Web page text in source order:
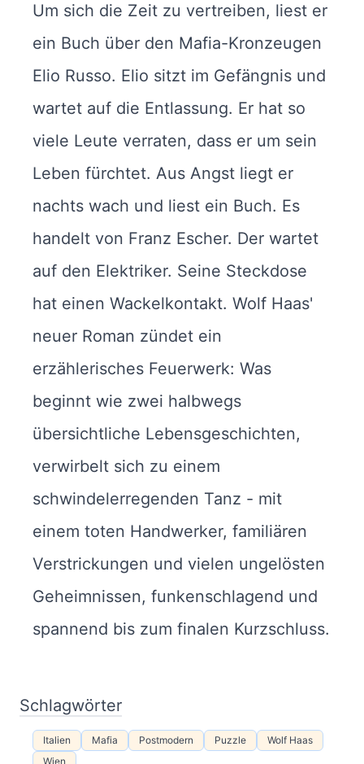
Um sich die Zeit zu vertreiben, liest er
ein Buch über den Mafia-Kronzeugen
Elio Russo. Elio sitzt im Gefängnis und
wartet auf die Entlassung. Er hat so
viele Leute verraten, dass er um sein
Leben fürchtet. Aus Angst liegt er
nachts wach und liest ein Buch. Es
handelt von Franz Escher. Der wartet
auf den Elektriker. Seine Steckdose
hat einen Wackelkontakt. Wolf Haas'
neuer Roman zündet ein
erzählerisches Feuerwerk: Was
beginnt wie zwei halbwegs
übersichtliche Lebensgeschichten,
verwirbelt sich zu einem
schwindelerregenden Tanz - mit
einem toten Handwerker, familiären
Verstrickungen und vielen ungelösten
Geheimnissen, funkenschlagend und
spannend bis zum finalen Kurzschluss.
Schlagwörter
Italien Mafia Postmodern Puzzle
Wolf Haas
Wien